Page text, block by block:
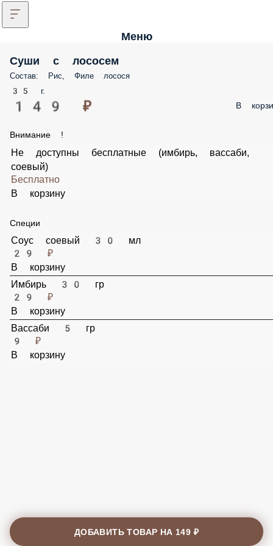
Меню
Суши с лососем
Состав: Рис, Филе лосося
35 г.
149 ₽ В
Внимание !
Не доступны бесплатные (имбирь, вассаби,
соевый)
Бесплатно
В корзину
Специи
Соус соевый 30 мл
29 ₽
В корзину
Имбирь 30 гр
29 ₽
В корзину
Вассаби 5 гр
ДОБАВИТЬ ТОВАР НА 149 ₽